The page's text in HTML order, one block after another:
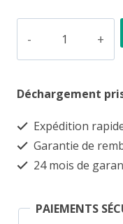
de
bureau
résidentiel
de
m²
Déchargement
Expédition
Garantie de
24 mois de
PAIEMENTS